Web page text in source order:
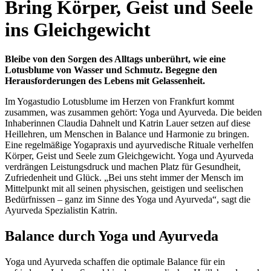
Bring Körper, Geist und Seele
ins Gleichgewicht
Bleibe von den Sorgen des Alltags unberührt, wie eine
Lotusblume von Wasser und Schmutz. Begegne den
Herausforderungen des Lebens mit Gelassenheit.
Im Yogastudio Lotusblume im Herzen von Frankfurt kommt
zusammen, was zusammen gehört: Yoga und Ayurveda. Die beiden
Inhaberinnen Claudia Dahnelt und Katrin Lauer setzen auf diese
Heillehren, um Menschen in Balance und Harmonie zu bringen.
Eine regelmäßige Yogapraxis und ayurvedische Rituale verhelfen
Körper, Geist und Seele zum Gleichgewicht. Yoga und Ayurveda
verdrängen Leistungsdruck und machen Platz für Gesundheit,
Zufriedenheit und Glück. „Bei uns steht immer der Mensch im
Mittelpunkt mit all seinen physischen, geistigen und seelischen
Bedürfnissen – ganz im Sinne des Yoga und Ayurveda“, sagt die
Ayurveda Spezialistin Katrin.
Balance durch Yoga und Ayurveda
Yoga und Ayurveda schaffen die optimale Balance für ein